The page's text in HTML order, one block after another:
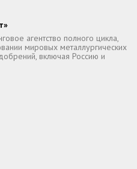
агентство полного цикла,
мировых металлургических
включая Россию и